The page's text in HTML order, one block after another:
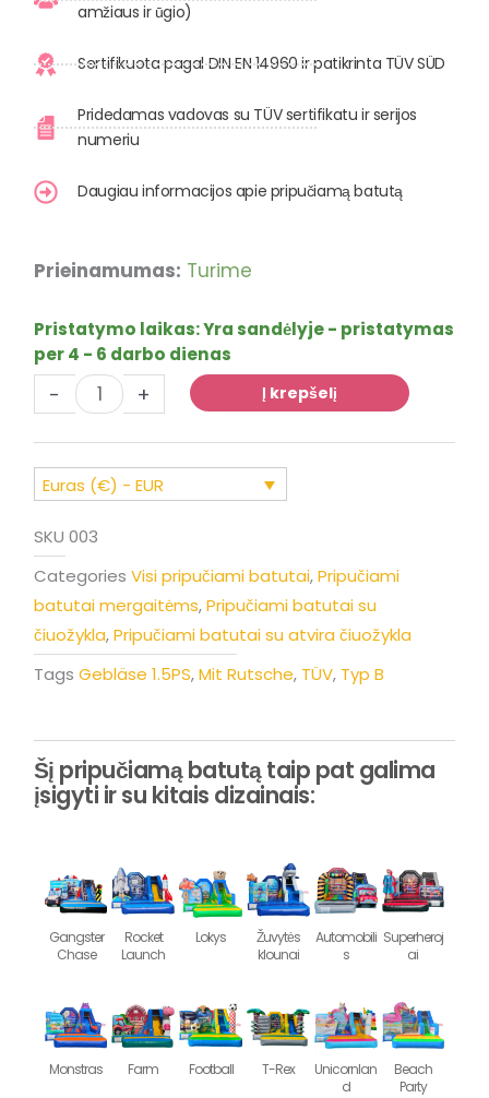
amžiaus ir ūgio)
Sertifikuota pagal DIN EN 14960 ir patikrinta TÜV SÜD
Pridedamas vadovas su TÜV sertifikatu ir serijos
numeriu
Daugiau informacijos apie pripučiamą batutą
Prieinamumas: Turime
Pristatymo laikas:Yra sandėlyje - pristatymas
per 4 - 6 darbo dienas
-
produkto
Sūpuoklių
pilis
"Candy"
su
čiuožykla
+ Į krepšelį
Euras (€) - EUR
SKU 003
Categories Visi pripučiami batutai,Pripučiami
batutai mergaitėms,Pripučiami batutai su
čiuožykla,Pripučiami batutai su atvira čiuožykla
Tags Gebläse 1.5PS,Mit Rutsche, TÜV, Typ B
Šį pripučiamą batutą taip pat galima
įsigyti ir su kitais dizainais:
Gangster
Chase
Rocket
Launch
Lokys
Žuvytės
klounai
Automobili
s
Superheroj
ai
Monstras Farm Football T-Rex
Unicornlan
d
Beach
Party